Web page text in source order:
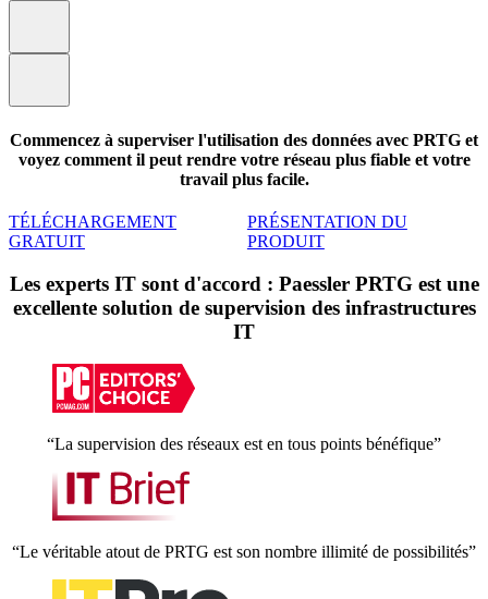
Commencez à superviser l'utilisation des données avec PRTG et
voyez comment il peut rendre votre réseau plus fiable et votre
travail plus facile.
TÉLÉCHARGEMENT
GRATUIT
PRÉSENTATION DU
PRODUIT
Les experts IT sont d'accord : Paessler PRTG est une
excellente solution de supervision des infrastructures
IT
“La supervision des réseaux est en tous points bénéfique”
“Le véritable atout de PRTG est son nombre illimité de possibilités”